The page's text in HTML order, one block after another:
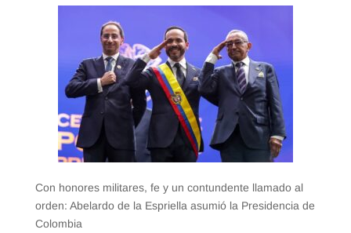
Con honores militares, fe y un contundente llamado al
orden: Abelardo de la Espriella asumió la Presidencia de
Colombia